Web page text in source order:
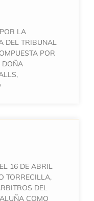
LA
DEL TRIBUNAL
POR
DOÑA
16 DE ABRIL
TORRECILLA,
DEL
COMO